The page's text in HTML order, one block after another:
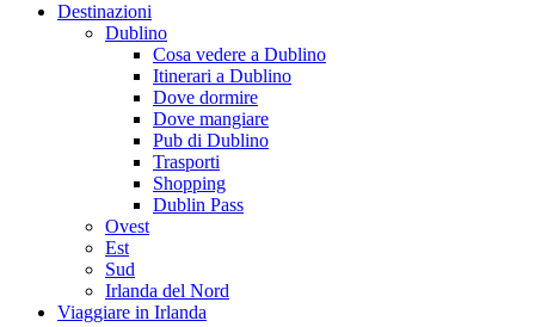
Destinazioni
Dublino
Cosa vedere a Dublino
Itinerari a Dublino
Dove dormire
Dove mangiare
Pub di Dublino
Trasporti
Shopping
Dublin Pass
Ovest
Est
Sud
Irlanda del Nord
Viaggiare in Irlanda